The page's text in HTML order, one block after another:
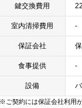
鍵交換費用
室内清掃費用 -
保証会社
食事提供 -
設備
※ご契約には保証会社利用